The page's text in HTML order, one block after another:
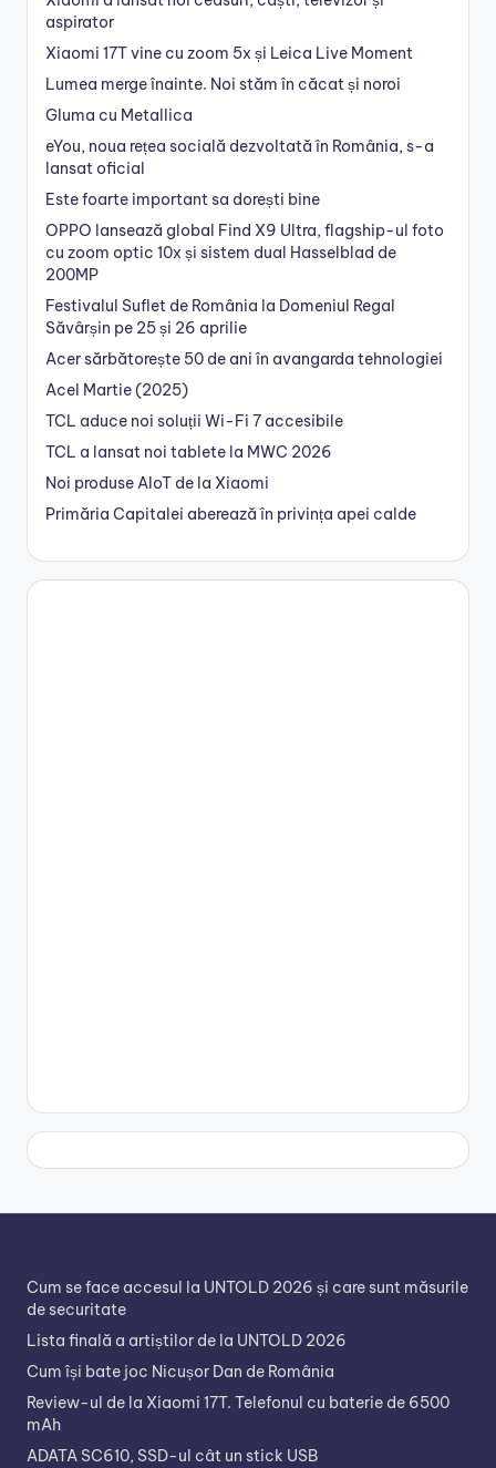
aspirator
Xiaomi 17T vine cu zoom 5x și Leica Live Moment
Lumea merge înainte. Noi stăm în căcat și noroi
Gluma cu Metallica
eYou, noua rețea socială dezvoltată în România, s-a
lansat oficial
Este foarte important sa dorești bine
OPPO lansează global Find X9 Ultra, flagship-ul foto
cu zoom optic 10x și sistem dual Hasselblad de
200MP
Festivalul Suflet de România la Domeniul Regal
Săvârșin pe 25 și 26 aprilie
Acer sărbătorește 50 de ani în avangarda tehnologiei
Acel Martie (2025)
TCL aduce noi soluții Wi-Fi 7 accesibile
TCL a lansat noi tablete la MWC 2026
Noi produse AIoT de la Xiaomi
Primăria Capitalei aberează în privința apei calde
Cum se face accesul la UNTOLD 2026 și care sunt măsurile
de securitate
Lista finală a artiștilor de la UNTOLD 2026
Cum își bate joc Nicușor Dan de România
Review-ul de la Xiaomi 17T. Telefonul cu baterie de 6500
mAh
ADATA SC610, SSD-ul cât un stick USB